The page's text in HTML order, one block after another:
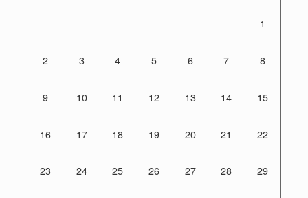
1
2 3 4 5 6 7 8
9 10 11 12 13 14 15
16 17 18 19 20 21 22
23 24 25 26 27 28 29